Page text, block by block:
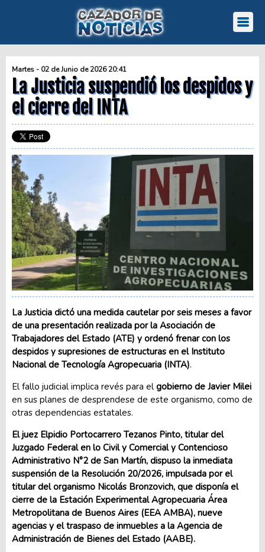
Martes - 02 de Junio de 2026 20:41
La Justicia suspendió los despidos y
el cierre del INTA
La Justicia dictó una medida cautelar por seis meses a favor
de una presentación realizada por la Asociación de
Trabajadores del Estado (ATE) y ordenó frenar con los
despidos y supresiones de estructuras en el Instituto
Nacional de Tecnología Agropecuaria (INTA).
El fallo judicial implica revés para el gobierno de Javier Milei
en sus planes de desprendese de este organismo, como de
otras dependencias estatales.
El juez Elpidio Portocarrero Tezanos Pinto, titular del
Juzgado Federal en lo Civil y Comercial y Contencioso
Administrativo N°2 de San Martín, dispuso la inmediata
suspensión de la Resolución 20/2026, impulsada por el
titular del organismo Nicolás Bronzovich, que disponía el
cierre de la Estación Experimental Agropecuaria Área
Metropolitana de Buenos Aires (EEA AMBA), nueve
agencias y el traspaso de inmuebles a la Agencia de
Administración de Bienes del Estado (AABE).